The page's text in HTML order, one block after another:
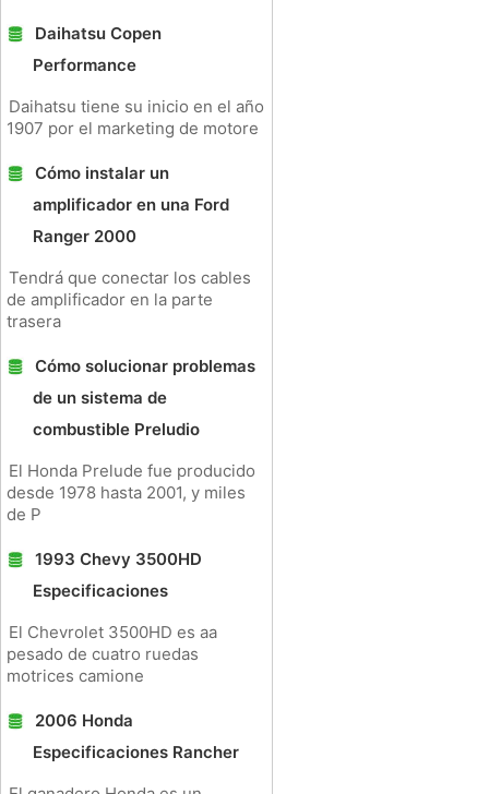
Daihatsu Copen
Performance
Daihatsu tiene su inicio en el año
1907 por el marketing de motore
Cómo instalar un
amplificador en una Ford
Ranger 2000
Tendrá que conectar los cables
de amplificador en la parte
trasera
Cómo solucionar problemas
de un sistema de
combustible Preludio
El Honda Prelude fue producido
desde 1978 hasta 2001, y miles
de P
1993 Chevy 3500HD
Especificaciones
El Chevrolet 3500HD es aa
pesado de cuatro ruedas
motrices camione
2006 Honda
Especificaciones Rancher